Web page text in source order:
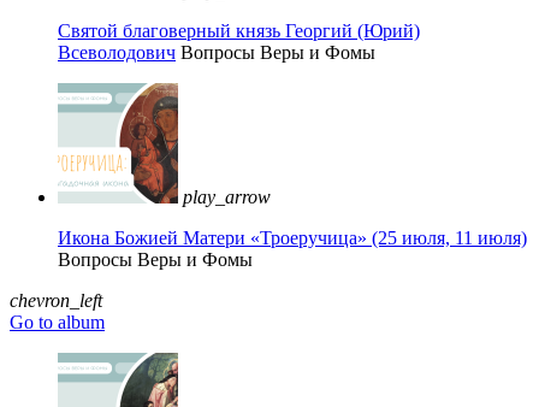
Святой благоверный князь Георгий (Юрий)
Всеволодович Вопросы Веры и Фомы
play_arrow
Икона Божией Матери «Троеручица» (25 июля, 11 июля)
Вопросы Веры и Фомы
chevron_left
Go to album